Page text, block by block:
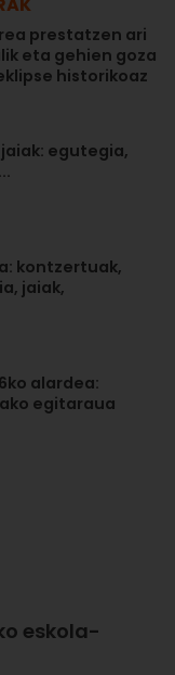
prestatzen ari
eta gehien goza
historikoaz
egutegia,
kontzertuak,
jaiak,
alardea:
egitaraua
eskola-